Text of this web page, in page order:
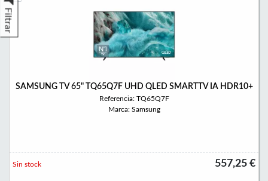
Filtrar
SAMSUNG TV 65" TQ65Q7F UHD QLED SMARTTV IA HDR10+
Referencia: TQ65Q7F
Marca: Samsung
557,25 €
Sin stock